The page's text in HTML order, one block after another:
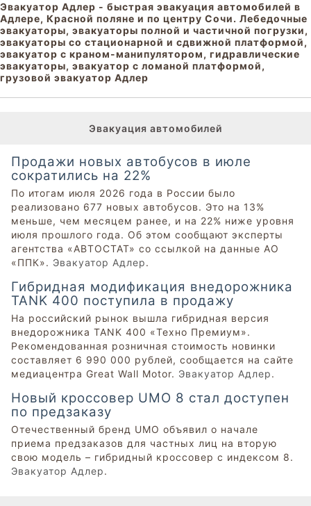
Эвакуатор Адлер - быстрая эвакуация автомобилей в
Адлере, Красной поляне и по центру Сочи. Лебедочные
эвакуаторы, эвакуаторы полной и частичной погрузки,
эвакуаторы со стационарной и сдвижной платформой,
эвакуатор с краном-манипулятором, гидравлические
эвакуаторы, эвакуатор с ломаной платформой,
грузовой эвакуатор Адлер
Эвакуация автомобилей
Продажи новых автобусов в июле
сократились на 22%
По итогам июля 2026 года в России было
реализовано 677 новых автобусов. Это на 13%
меньше, чем месяцем ранее, и на 22% ниже уровня
июля прошлого года. Об этом сообщают эксперты
агентства «АВТОСТАТ» со ссылкой на данные АО
«ППК». Эвакуатор Адлер.
Гибридная модификация внедорожника
TANK 400 поступила в продажу
На российский рынок вышла гибридная версия
внедорожника TANK 400 «Техно Премиум».
Рекомендованная розничная стоимость новинки
составляет 6 990 000 рублей, сообщается на сайте
медиацентра Great Wall Motor. Эвакуатор Адлер.
Новый кроссовер UMO 8 стал доступен
по предзаказу
Отечественный бренд UMO объявил о начале
приема предзаказов для частных лиц на вторую
свою модель – гибридный кроссовер с индексом 8.
Эвакуатор Адлер.